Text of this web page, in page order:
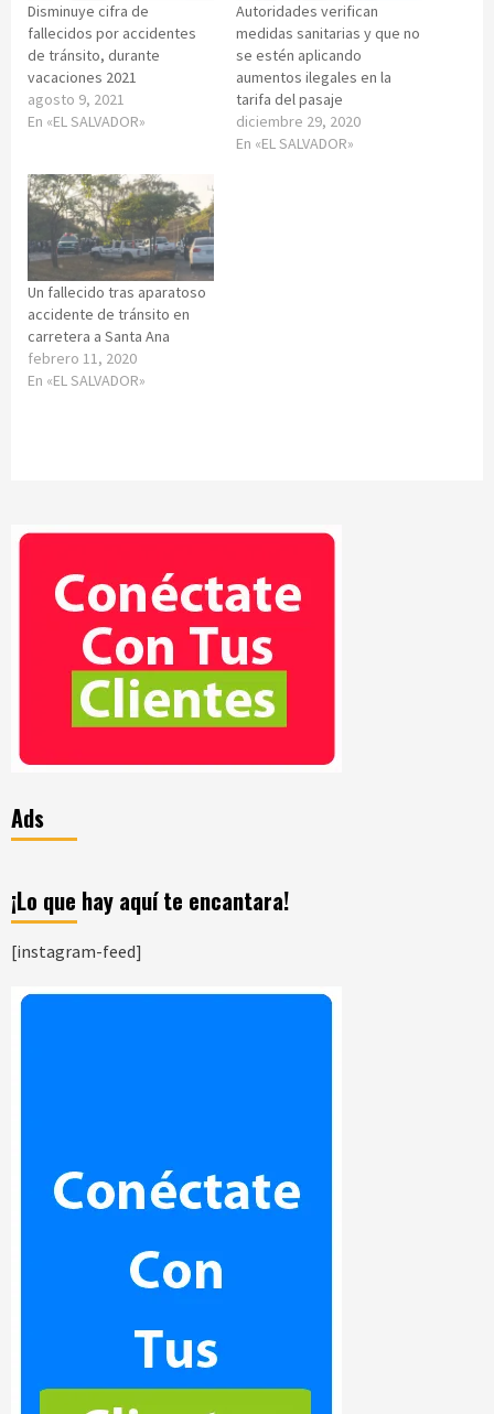
Disminuye cifra de
fallecidos por accidentes
de tránsito, durante
vacaciones 2021
agosto 9, 2021
En «EL SALVADOR»
Autoridades verifican
medidas sanitarias y que no
se estén aplicando
aumentos ilegales en la
tarifa del pasaje
diciembre 29, 2020
En «EL SALVADOR»
Un fallecido tras aparatoso
accidente de tránsito en
carretera a Santa Ana
febrero 11, 2020
En «EL SALVADOR»
Ads
¡Lo que hay aquí te encantara!
[instagram-feed]